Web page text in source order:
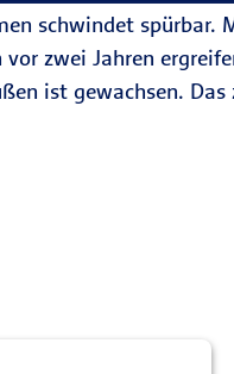
schwindet spürbar.
zwei Jahren
ist gewachsen.